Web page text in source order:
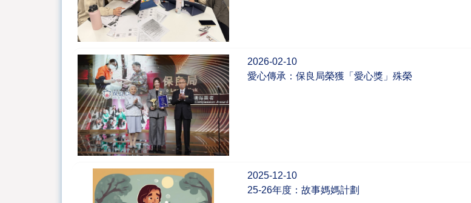
2026-02-10
愛心傳承：保良局榮獲「愛心獎」殊榮
2025-12-10
25-26年度：故事媽媽計劃